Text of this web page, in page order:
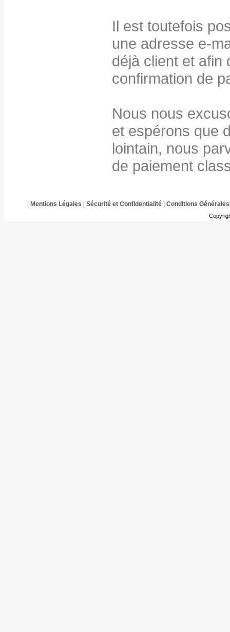
Il est toutefois
une adresse e-
déjà client et afin
confirmation de
Nous nous
et espérons que
lointain, nous
de paiement
Mentions Légales Sécurité et Confidentialité| Conditions Générales